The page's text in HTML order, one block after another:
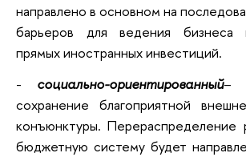
направлено в основном на
барьеров для ведения бизнеса
прямых иностранных инвестиций.
- социально-ориентированный–
сохранение благоприятной
конъюнктуры. Перераспределение
бюджетную систему будет